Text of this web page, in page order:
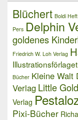
Blüchert Boldi Heft
Pers Delphin
goldenes
Friedrich W. Loh Verlag
Illustrationsförlaget
Bücher Kleine Walt
Verlag Little
Verlag
Pixi-Bücher